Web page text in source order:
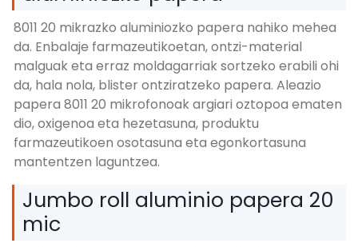
8011 20 mikrazko aluminiozko papera nahiko mehea
da. Enbalaje farmazeutikoetan, ontzi-material
malguak eta erraz moldagarriak sortzeko erabili ohi
da, hala nola, blister ontziratzeko papera. Aleazio
papera 8011 20 mikrofonoak argiari oztopoa ematen
dio, oxigenoa eta hezetasuna, produktu
farmazeutikoen osotasuna eta egonkortasuna
mantentzen laguntzea.
Jumbo roll aluminio papera 20
mic